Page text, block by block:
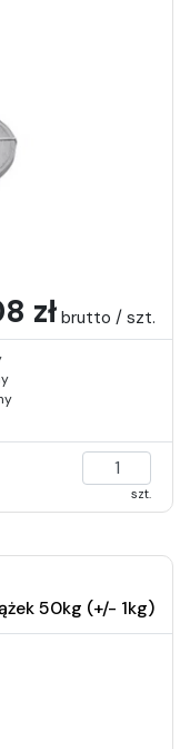
złbrutto / szt.
szt.
50kg (+/- 1kg)